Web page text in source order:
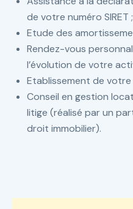
de votre numéro SIRET ;
Etude des
Rendez-vous
l’évolution de votre
Etablissement de votre
Conseil en gestion
litige (réalisé par un
droit immobilier).